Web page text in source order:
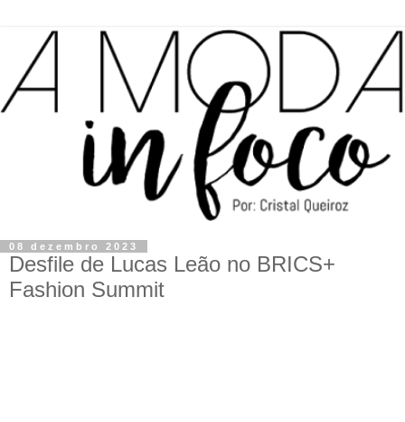
08 dezembro 2023
Desfile de Lucas Leão no BRICS+
Fashion Summit